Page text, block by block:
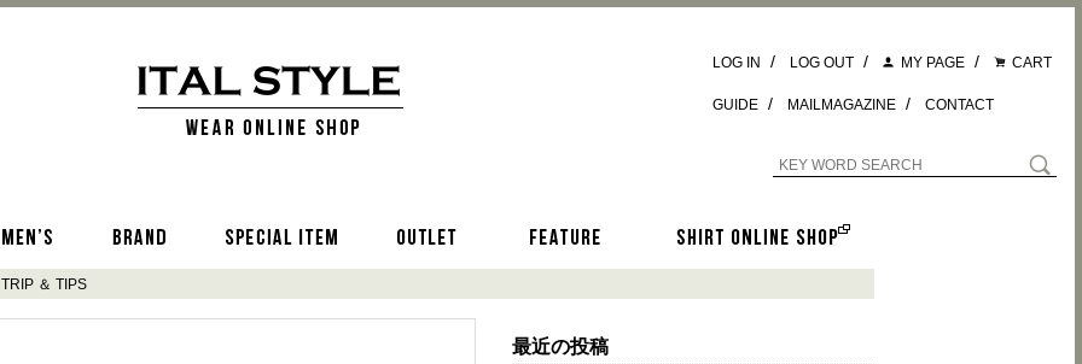
LOG IN / LOG OUT / MY PAGE / CART
GUIDE / MAILMAGAZINE / CONTACT
TRIP ＆ TIPS
最近の投稿